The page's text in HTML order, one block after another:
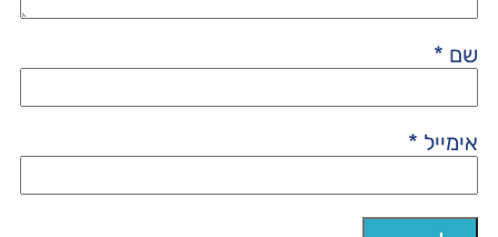
שם *
אימייל *